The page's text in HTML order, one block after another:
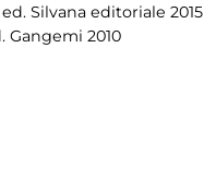
Silvana editoriale 2015
Gangemi 2010